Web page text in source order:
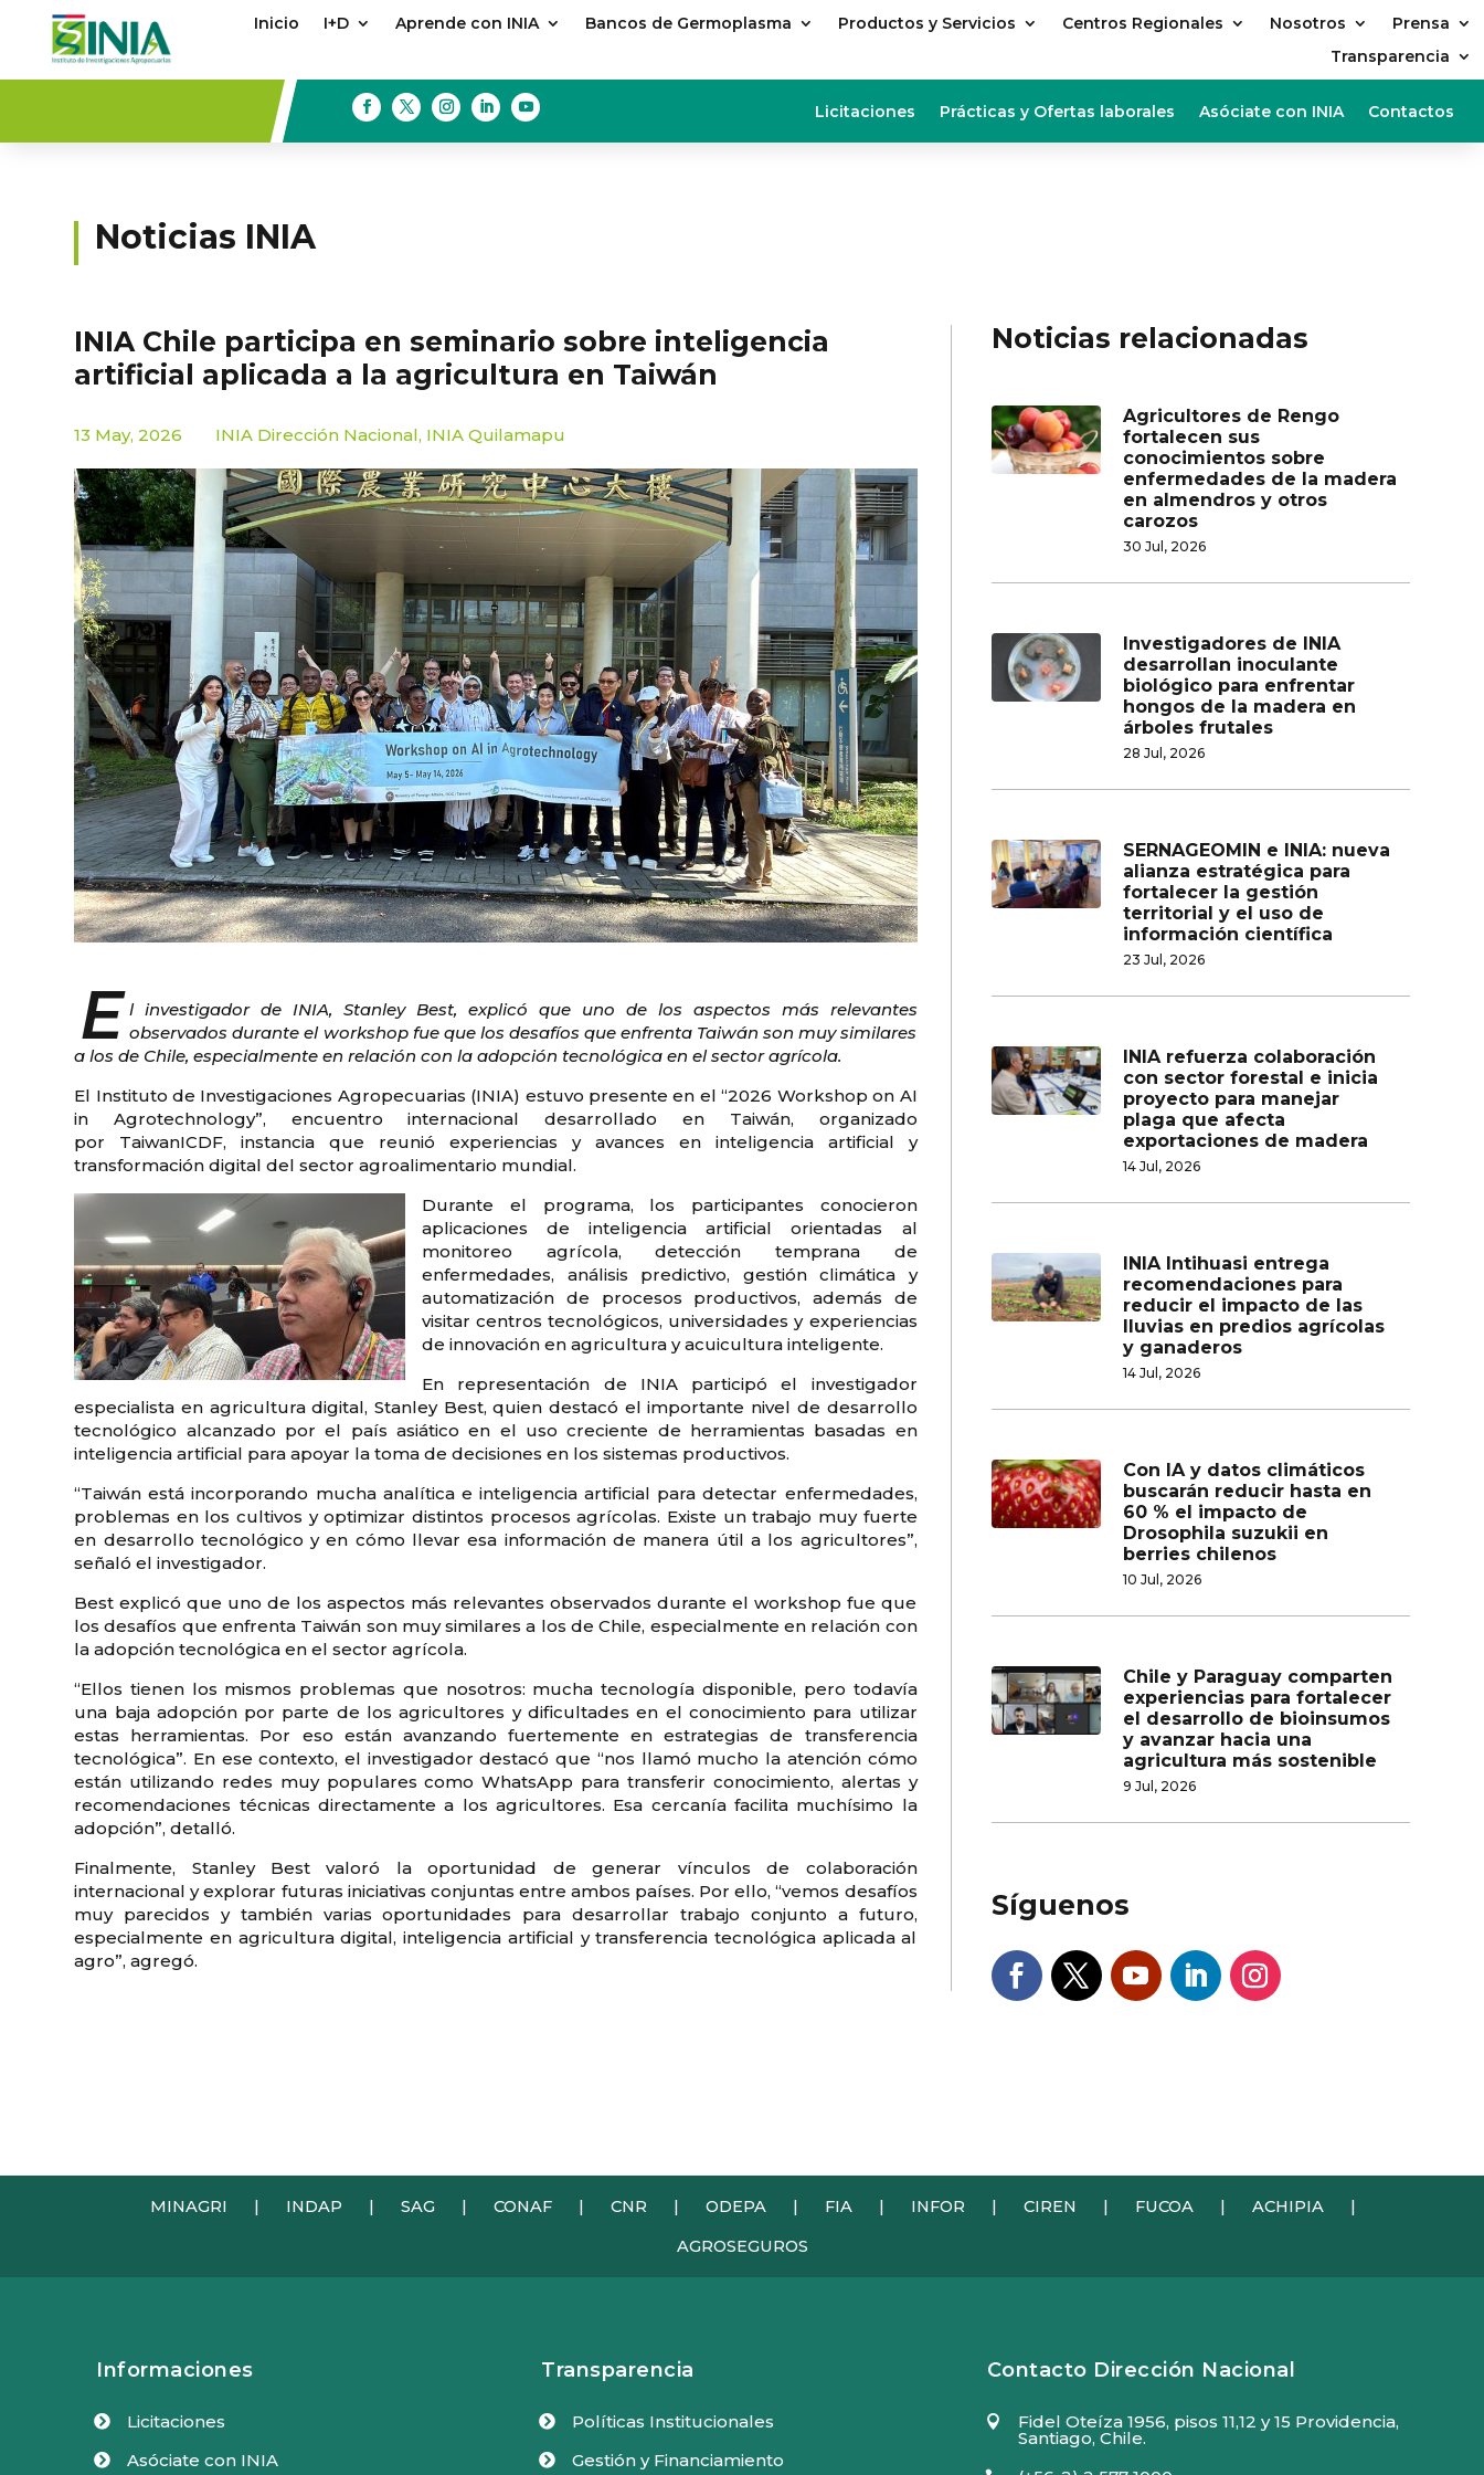
Inicio I+D Aprende con INIA Bancos de Germoplasma Productos y Servicios Centros Regionales Nosotros
Prensa
Transparencia
Licitaciones Prácticas y Ofertas laborales Asóciate con INIA Contactos
Noticias INIA
INIA Chile participa en seminario sobre inteligencia
artificial aplicada a la agricultura en Taiwán
13 May, 2026 INIA Dirección Nacional, INIA Quilamapu
E l investigador de INIA, Stanley Best, explicó que uno de los aspectos más relevantes
observados durante el workshop fue que los desafíos que enfrenta Taiwán son muy similares
a los de Chile, especialmente en relación con la adopción tecnológica en el sector agrícola.
El Instituto de Investigaciones Agropecuarias (INIA) estuvo presente en el “2026 Workshop on AI
in Agrotechnology”, encuentro internacional desarrollado en Taiwán, organizado
por TaiwanICDF, instancia que reunió experiencias y avances en inteligencia artificial y
transformación digital del sector agroalimentario mundial.
Durante el programa, los participantes conocieron
aplicaciones de inteligencia artificial orientadas al
monitoreo agrícola, detección temprana de
enfermedades, análisis predictivo, gestión climática y
automatización de procesos productivos, además de
visitar centros tecnológicos, universidades y experiencias
de innovación en agricultura y acuicultura inteligente.
En representación de INIA participó el investigador
especialista en agricultura digital, Stanley Best, quien destacó el importante nivel de desarrollo
tecnológico alcanzado por el país asiático en el uso creciente de herramientas basadas en
inteligencia artificial para apoyar la toma de decisiones en los sistemas productivos.
“Taiwán está incorporando mucha analítica e inteligencia artificial para detectar enfermedades,
problemas en los cultivos y optimizar distintos procesos agrícolas. Existe un trabajo muy fuerte
en desarrollo tecnológico y en cómo llevar esa información de manera útil a los agricultores”,
señaló el investigador.
Best explicó que uno de los aspectos más relevantes observados durante el workshop fue que
los desafíos que enfrenta Taiwán son muy similares a los de Chile, especialmente en relación con
la adopción tecnológica en el sector agrícola.
“Ellos tienen los mismos problemas que nosotros: mucha tecnología disponible, pero todavía
una baja adopción por parte de los agricultores y dificultades en el conocimiento para utilizar
estas herramientas. Por eso están avanzando fuertemente en estrategias de transferencia
tecnológica”. En ese contexto, el investigador destacó que “nos llamó mucho la atención cómo
están utilizando redes muy populares como WhatsApp para transferir conocimiento, alertas y
recomendaciones técnicas directamente a los agricultores. Esa cercanía facilita muchísimo la
adopción”, detalló.
Finalmente, Stanley Best valoró la oportunidad de generar vínculos de colaboración
internacional y explorar futuras iniciativas conjuntas entre ambos países. Por ello, “vemos desafíos
muy parecidos y también varias oportunidades para desarrollar trabajo conjunto a futuro,
especialmente en agricultura digital, inteligencia artificial y transferencia tecnológica aplicada al
agro”, agregó.
Noticias relacionadas
Agricultores de Rengo
fortalecen sus
conocimientos sobre
enfermedades de la madera
en almendros y otros
carozos
30 Jul, 2026
Investigadores de INIA
desarrollan inoculante
biológico para enfrentar
hongos de la madera en
árboles frutales
28 Jul, 2026
SERNAGEOMIN e INIA: nueva
alianza estratégica para
fortalecer la gestión
territorial y el uso de
información científica
23 Jul, 2026
INIA refuerza colaboración
con sector forestal e inicia
proyecto para manejar
plaga que afecta
exportaciones de madera
14 Jul, 2026
INIA Intihuasi entrega
recomendaciones para
reducir el impacto de las
lluvias en predios agrícolas
y ganaderos
14 Jul, 2026
Con IA y datos climáticos
buscarán reducir hasta en
60 % el impacto de
Drosophila suzukii en
berries chilenos
10 Jul, 2026
Chile y Paraguay comparten
experiencias para fortalecer
el desarrollo de bioinsumos
y avanzar hacia una
agricultura más sostenible
9 Jul, 2026
Síguenos
MINAGRI | INDAP | SAG | CONAF | CNR | ODEPA | FIA | INFOR | CIREN | FUCOA | ACHIPIA
|
AGROSEGUROS
Informaciones
 Licitaciones
 Asóciate con INIA
Transparencia
 Políticas Institucionales
 Gestión y Financiamiento
Contacto Dirección Nacional
 Fidel Oteíza 1956, pisos 11,12 y 15 Providencia,
Santiago, Chile.